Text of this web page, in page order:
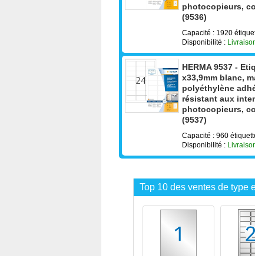
photocopieurs,
(9536)
Capacité : 1920
Disponibilité :
HERMA 9537 -
x33,9mm blanc,
polyéthylène
résistant aux
photocopieurs,
(9537)
Capacité : 960
Disponibilité :
Top 10 des ventes de type